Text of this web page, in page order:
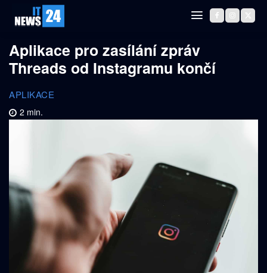
Aplikace pro zasílání zpráv
Threads od Instagramu končí
APLIKACE
2 min.